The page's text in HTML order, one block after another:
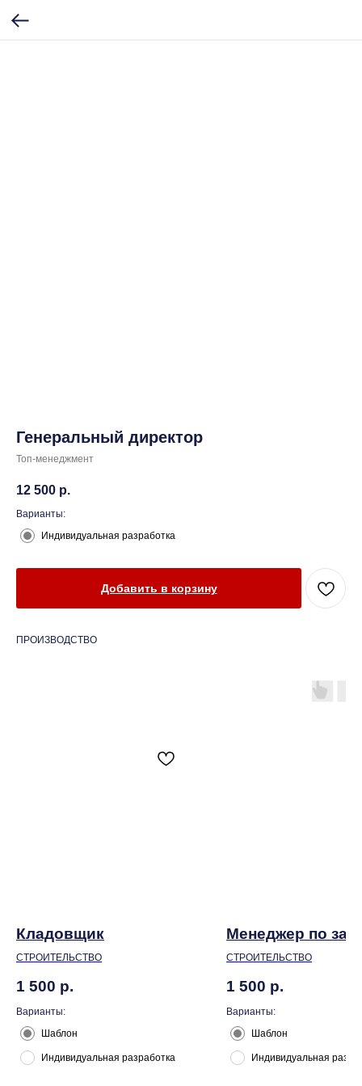
Генеральный директор
Топ-менеджмент
12 500 р.
Варианты:
Индивидуальная разработка
Добавить в корзину
ПРОИЗВОДСТВО
Кладовщик
СТРОИТЕЛЬСТВО
1 500 р.
Варианты:
Шаблон
Индивидуальная разработка
Менеджер по
СТРОИТЕЛЬСТВО
1 500 р.
Варианты:
Шаблон
Индивидуальная